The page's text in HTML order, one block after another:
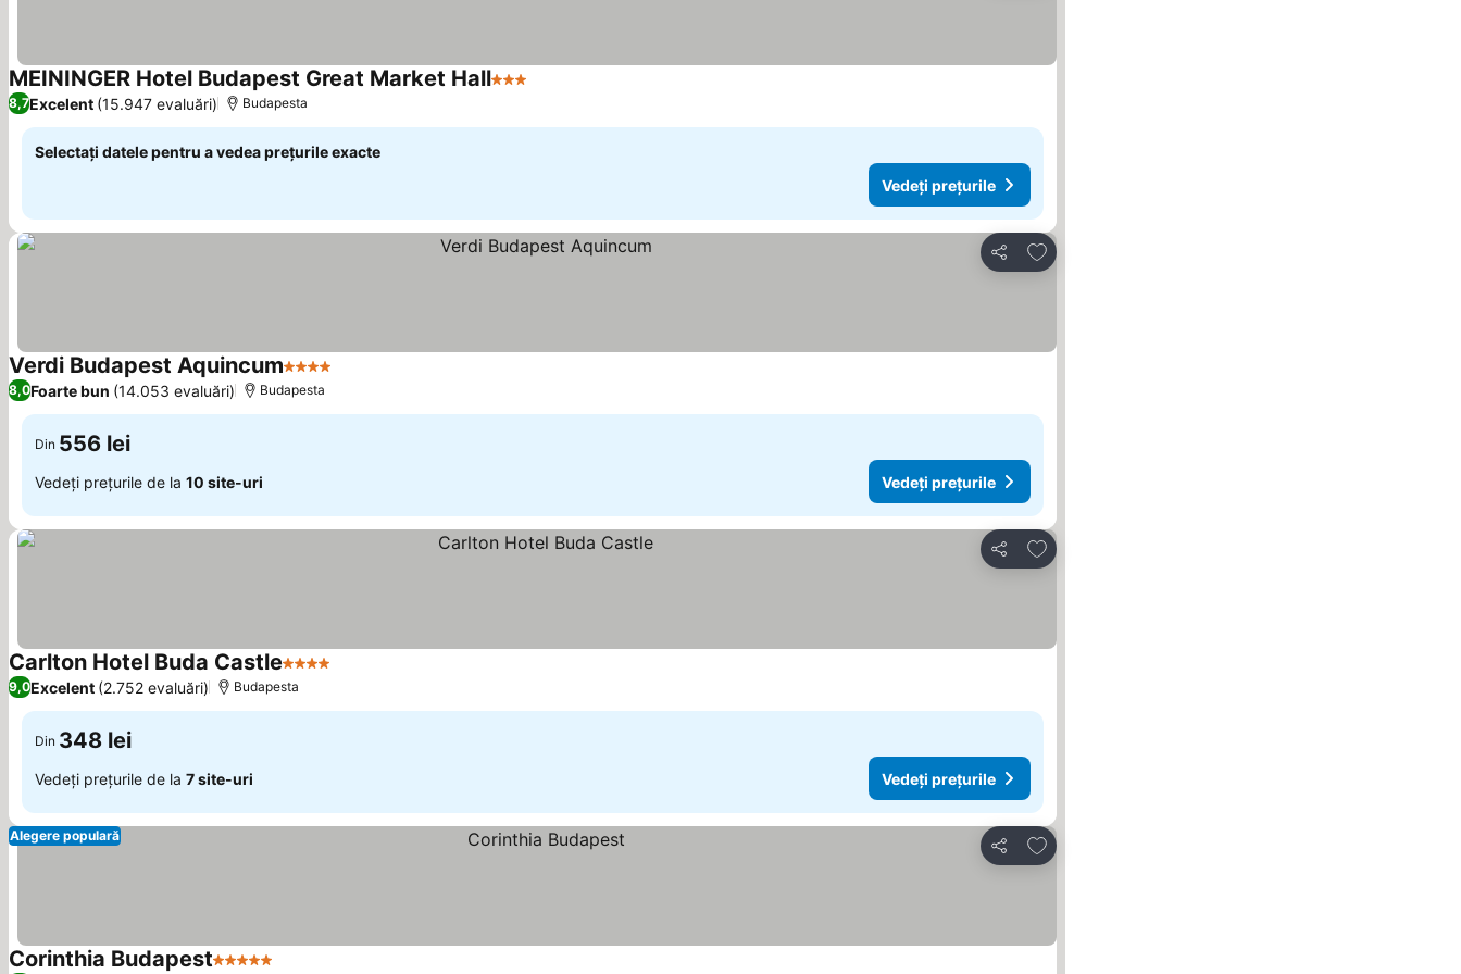
MEININGER Hotel Budapest Great Market Hall3 Stele
8,7Excelent (15.947 evaluări) Budapesta
Selectați datele pentru a vedea prețurile exacte
Vedeți prețurile
Distribuiți
Adăugaţi la favorite
Verdi Budapest Aquincum4 Stele
8,0Foarte bun (14.053 evaluări) Budapesta
Din 556 lei
Vedeți prețurile de la 10 site-uri Vedeți prețurile
Distribuiți
Adăugaţi la favorite
Carlton Hotel Buda Castle4 Stele
9,0Excelent (2.752 evaluări) Budapesta
Din 348 lei
Vedeți prețurile de la 7 site-uri Vedeți prețurile
Distribuiți
Adăugaţi la favorite
Alegere populară
Corinthia Budapest